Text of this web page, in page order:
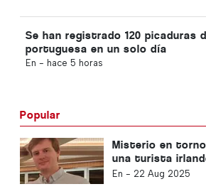
Se han registrado 120 picaduras
portuguesa en un solo día
En - hace 5 horas
Popular
Misterio en
una turista
Algarve
En - 22 Aug 2025